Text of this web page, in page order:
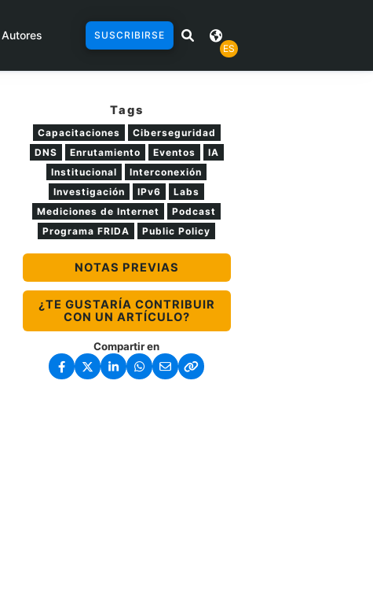
| Autores
SUSCRIBIRSE
ES
Tags
Capacitaciones
Ciberseguridad
DNS
Enrutamiento Eventos
IA
Institucional
Interconexión
Investigación
IPv6
Labs
Mediciones de Internet
Podcast
Programa FRIDA
Public Policy
NOTAS PREVIAS
¿TE GUSTARÍA CONTRIBUIR
CON UN ARTÍCULO?
Compartir en